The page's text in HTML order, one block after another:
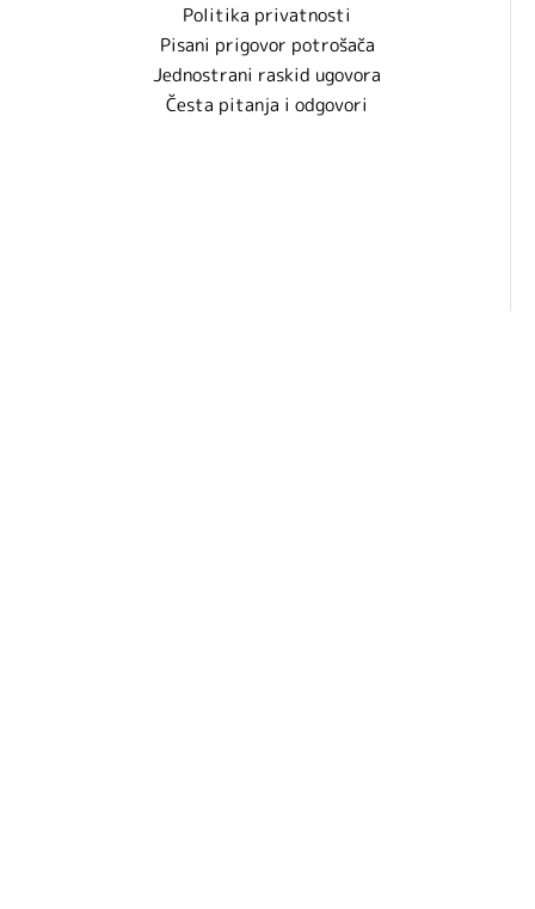
Politika privatnosti
Pisani prigovor potrošača
Jednostrani raskid ugovora
Česta pitanja i odgovori